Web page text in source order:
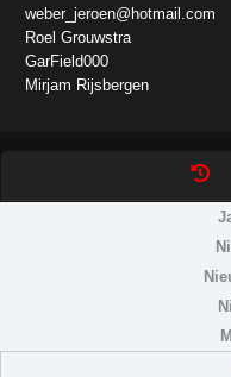
weber_jeroen@hotmail.com
Roel Grouwstra
GarField000
Mirjam Rijsbergen